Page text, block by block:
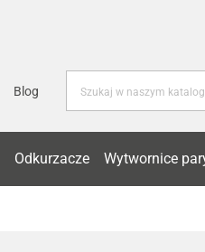
Blog
Odkurzacze Wytwornice